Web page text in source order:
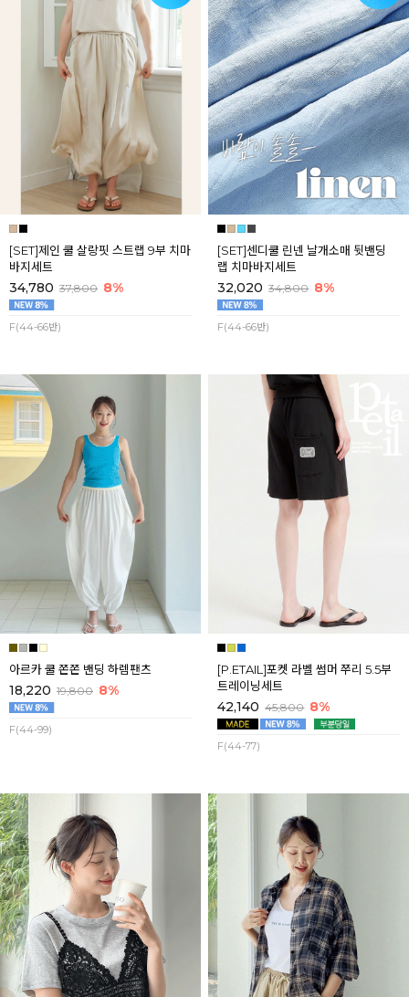
[SET]제인 쿨 살랑핏 스트랩 9부 치마
바지세트
34,780 37,800 8%
F(44-66반)
[SET]센디쿨 린넨 날개소매 뒷밴딩
랩 치마바지세트
32,020 34,800 8%
F(44-66반)
아르카 쿨 쫀쫀 밴딩 하렘팬츠
18,220 19,800 8%
F(44-99)
[P.ETAIL]포켓 라벨 썸머 쭈리 5.5부
트레이닝세트
42,140 45,800 8%
F(44-77)